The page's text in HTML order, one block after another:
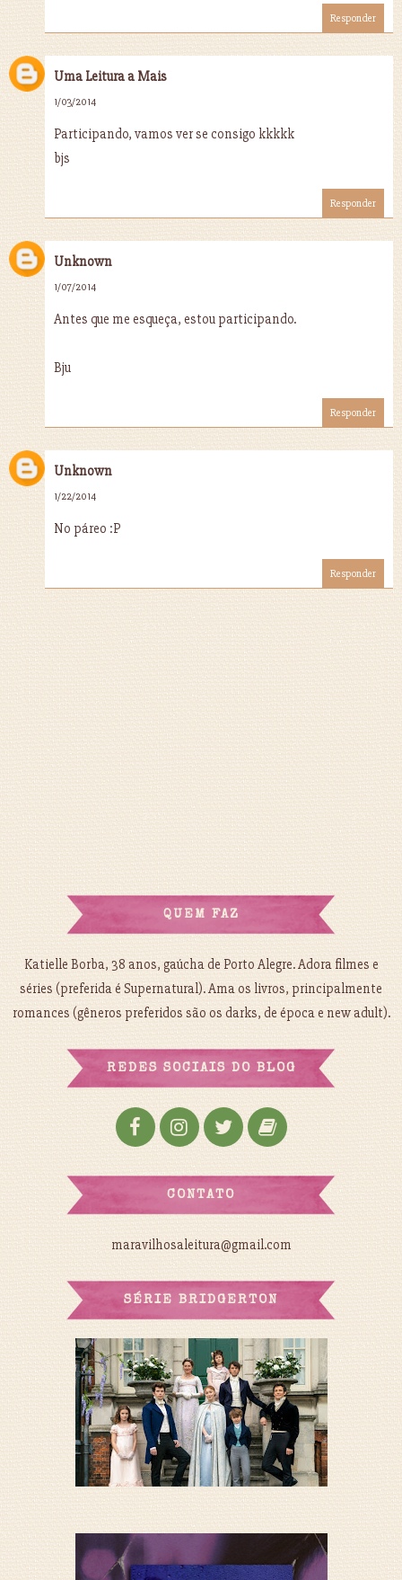
Responder
Uma Leitura a Mais
1/03/2014
Participando, vamos ver se consigo kkkkk
bjs
Responder
Unknown
1/07/2014
Antes que me esqueça, estou participando.
Bju
Responder
Unknown
1/22/2014
No páreo :P
Responder
QUEM FAZ
Katielle Borba, 38 anos, gaúcha de Porto Alegre. Adora filmes e
séries (preferida é Supernatural). Ama os livros, principalmente
romances (gêneros preferidos são os darks, de época e new adult).
REDES SOCIAIS DO BLOG
CONTATO
maravilhosaleitura@gmail.com
SÉRIE BRIDGERTON